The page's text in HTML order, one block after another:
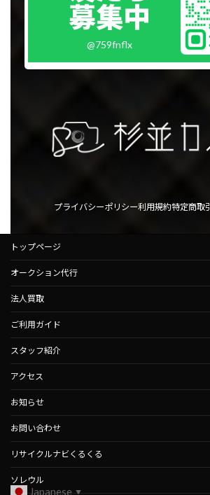
募集中
@759fnflx
プライバシーポリシー利用規約特定商取
トップページ
オークション代行
法人買取
ご利用ガイド
スタッフ紹介
アクセス
お知らせ
お問い合わせ
リサイクルナビくるくる
ソレウル
Japanese ▼